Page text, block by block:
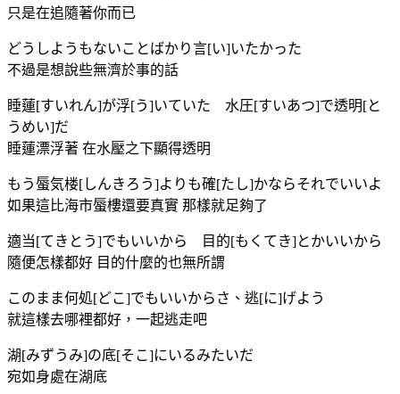
只是在追隨著你而已
どうしようもないことばかり言[い]いたかった
不過是想說些無濟於事的話
睡蓮[すいれん]が浮[う]いていた 水圧[すいあつ]で透明[と
うめい]だ
睡蓮漂浮著 在水壓之下顯得透明
もう蜃気楼[しんきろう]よりも確[たし]かならそれでいいよ
如果這比海市蜃樓還要真實 那樣就足夠了
適当[てきとう]でもいいから 目的[もくてき]とかいいから
隨便怎樣都好 目的什麼的也無所謂
このまま何処[どこ]でもいいからさ、逃[に]げよう
就這樣去哪裡都好，一起逃走吧
湖[みずうみ]の底[そこ]にいるみたいだ
宛如身處在湖底